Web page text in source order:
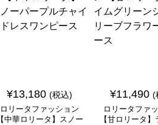
¥13,180 (税込)
ロリータファッション
【中華ロリータ】スノー
¥11,490 (
ロリータファ
【甘ロリータ